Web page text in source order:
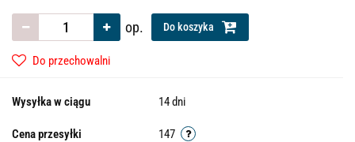
op. Do koszyka
Do przechowalni
Wysyłka w ciągu 14 dni
Cena przesyłki 147